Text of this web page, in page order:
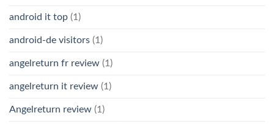
android it top (1)
android-de visitors (1)
angelreturn fr review (1)
angelreturn it review (1)
Angelreturn review (1)